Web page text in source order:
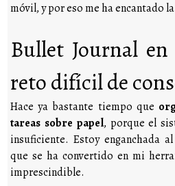
móvil, y por eso me ha encantado
Bullet Journal
reto difícil de
Hace ya bastante tiempo que
tareas sobre papel, porque el
insuficiente. Estoy enganchada
que se ha convertido en mi
imprescindible.